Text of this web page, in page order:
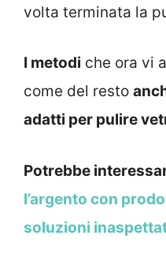
volta terminata la
I metodi che ora vi
come del resto
adatti per pulire
Potrebbe
l’argento con
soluzioni